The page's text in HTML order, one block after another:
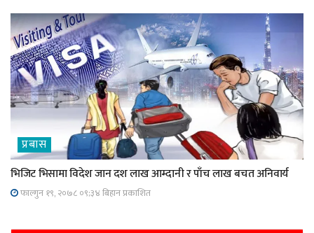
प्रबास
भिजिट भिसामा विदेश जान दश लाख आम्दानी र पाँच लाख बचत अनिवार्य
फाल्गुन १९, २०७८ ०९;३४ बिहान प्रकाशित